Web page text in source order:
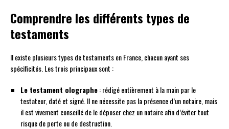
Comprendre les différents types de
testaments
Il existe plusieurs types de testaments en France, chacun ayant ses
spécificités. Les trois principaux sont :
Le testament olographe: rédigé entièrement à la main par le
testateur, daté et signé. Il ne nécessite pas la présence d’un notaire, mais
il est vivement conseillé de le déposer chez un notaire afin d’éviter tout
risque de perte ou de destruction.